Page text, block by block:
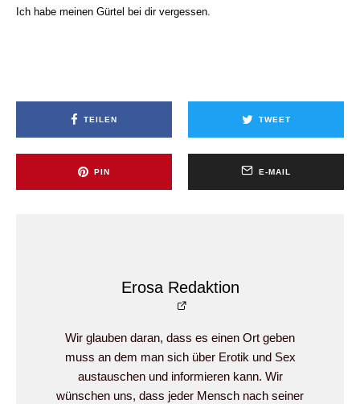
Ich habe meinen Gürtel bei dir vergessen.
TEILEN TWEET
PIN E-MAIL
Erosa Redaktion
Wir glauben daran, dass es einen Ort geben
muss an dem man sich über Erotik und Sex
austauschen und informieren kann. Wir
wünschen uns, dass jeder Mensch nach seiner